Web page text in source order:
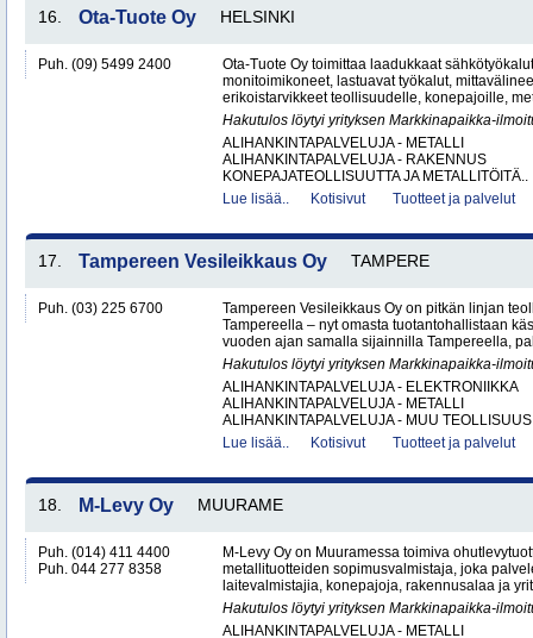
16. Ota-Tuote Oy HELSINKI
Puh. (09) 5499 2400
Ota-Tuote Oy toimittaa laadukkaat
monitoimikoneet, lastuavat työkalut,
erikoistarvikkeet teollisuudelle, konepajoille,
Hakutulos löytyi yrityksen Markkinapaikka-
ALIHANKINTAPALVELUJA - METALLI
ALIHANKINTAPALVELUJA - RAKENNUS
KONEPAJATEOLLISUUTTA JA METALLITÖITÄ..
Lue lisää..
Kotisivut Tuotteet ja palvelut
17. Tampereen Vesileikkaus Oy TAMPERE
Puh. (03) 225 6700
Tampereen Vesileikkaus Oy on pitkän linjan
Tampereella – nyt omasta tuotantohallistaan
vuoden ajan samalla sijainnilla Tampereella,
Hakutulos löytyi yrityksen Markkinapaikka-
ALIHANKINTAPALVELUJA - ELEKTRONIIKKA
ALIHANKINTAPALVELUJA - METALLI
ALIHANKINTAPALVELUJA - MUU
Lue lisää..
Kotisivut Tuotteet ja palvelut
18. M-Levy Oy MUURAME
Puh. (014) 411 4400
Puh. 044 277 8358
M-Levy Oy on Muuramessa toimiva
metallituotteiden sopimusvalmistaja, joka
laitevalmistajia, konepajoja, rakennusalaa ja
Hakutulos löytyi yrityksen Markkinapaikka-
ALIHANKINTAPALVELUJA - METALLI